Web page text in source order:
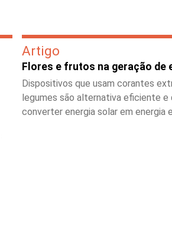
Artigo
Flores e frutos na geração de
Dispositivos que usam corantes
legumes são alternativa eficiente e
converter energia solar em energia